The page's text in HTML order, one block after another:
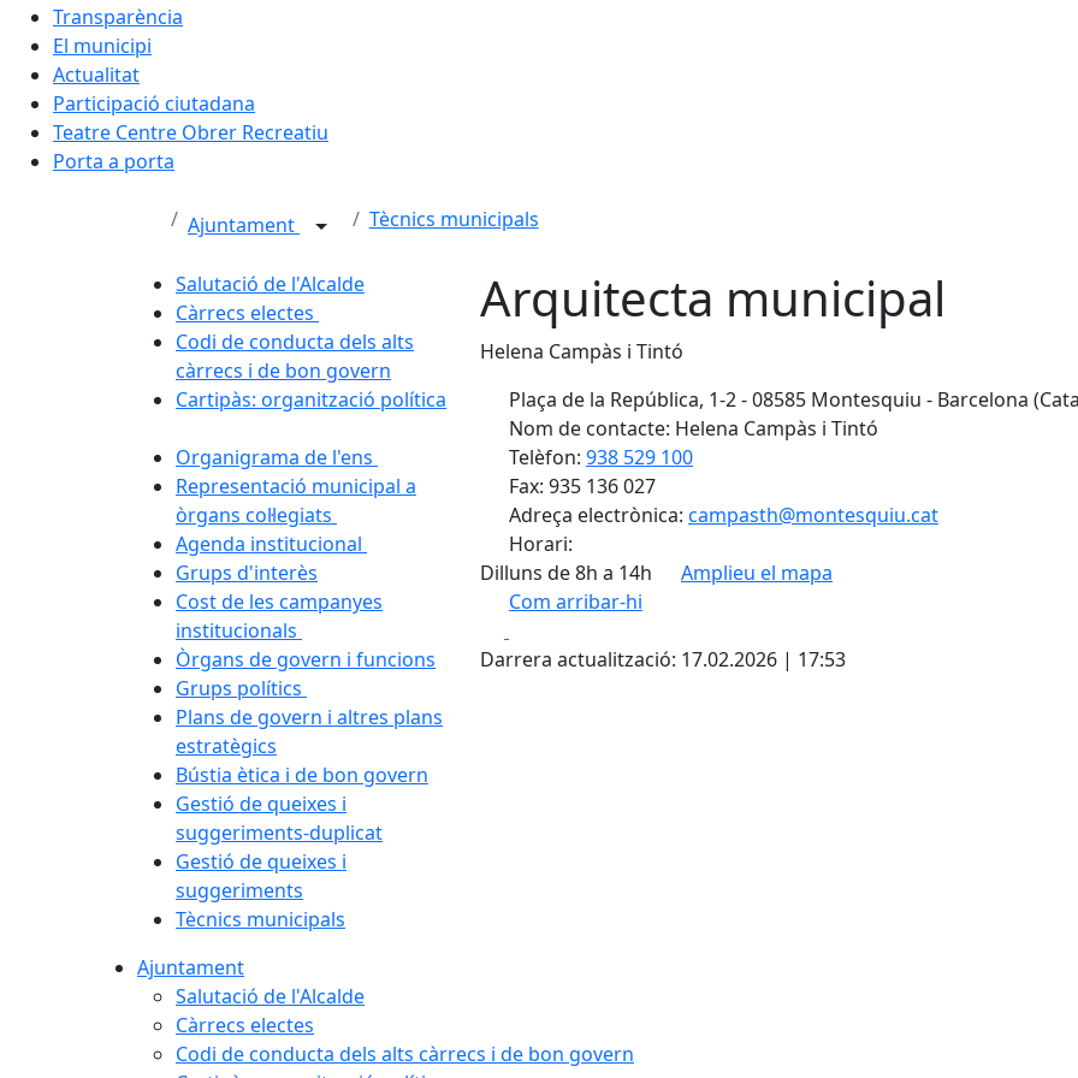
Transparència
El municipi
Actualitat
Participació ciutadana
Teatre Centre Obrer Recreatiu
Porta a porta
Ajuntament Tècnics municipals
Salutació de l'Alcalde
Càrrecs electes
Codi de conducta dels alts
càrrecs i de bon govern
Cartipàs: organització política
Organigrama de l'ens
Representació municipal a
òrgans col·legiats
Agenda institucional
Grups d'interès
Cost de les campanyes
institucionals
Òrgans de govern i funcions
Grups polítics
Plans de govern i altres plans
estratègics
Bústia ètica i de bon govern
Gestió de queixes i
suggeriments-duplicat
Gestió de queixes i
suggeriments
Tècnics municipals
Arquitecta municipal
Helena Campàs i Tintó
Plaça de la República, 1-2 - 08585 Montesquiu - Barcelona
Nom de contacte: Helena Campàs i Tintó
Telèfon: 938 529 100
Fax: 935 136 027
Adreça electrònica: campasth@montesquiu.cat
Horari:
Dilluns de 8h a 14h
Amplieu el mapa
Com arribar-hi
+
Darrera actualització: 17.02.2026 | 17:53
Ajuntament
Salutació de l'Alcalde
Càrrecs electes
Codi de conducta dels alts càrrecs i de bon govern